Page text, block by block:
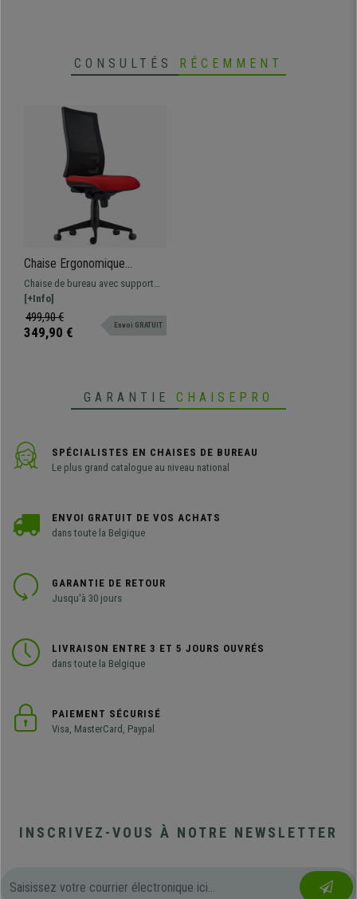
CONSULTÉS RÉCEMMENT
Chaise Ergonomique
EMERSON, Support
Lombaire, Sans Accoudoirs,
Dossier Ajustable, en Tissu,
Rouge
Chaise de bureau avec support
lombaire et inclinaison synchrone.
Adaptée pour une utilisation de
8h, revêtement en maille respirable
[+Info]
499,90 €
349,90 € Envoi GRATUIT
GARANTIE CHAISEPRO
SPÉCIALISTES EN CHAISES DE BUREAU
Le plus grand catalogue au niveau national
ENVOI GRATUIT DE VOS ACHATS
dans toute la Belgique
GARANTIE DE RETOUR
Jusqu'à 30 jours
LIVRAISON ENTRE 3 ET 5 JOURS OUVRÉS
dans toute la Belgique
PAIEMENT SÉCURISÉ
Visa, MasterCard, Paypal
INSCRIVEZ-VOUS À NOTRE NEWSLETTER